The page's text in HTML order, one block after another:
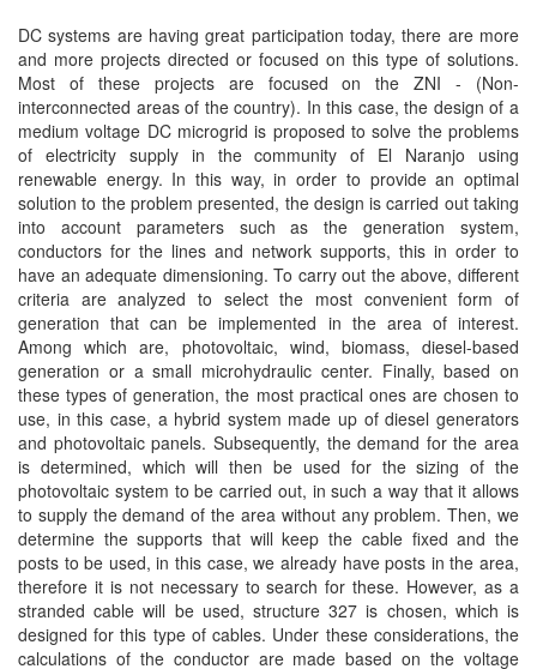
DC systems are having great participation today, there are more
and more projects directed or focused on this type of solutions.
Most of these projects are focused on the ZNI - (Non-
interconnected areas of the country). In this case, the design of a
medium voltage DC microgrid is proposed to solve the problems
of electricity supply in the community of El Naranjo using
renewable energy. In this way, in order to provide an optimal
solution to the problem presented, the design is carried out taking
into account parameters such as the generation system,
conductors for the lines and network supports, this in order to
have an adequate dimensioning. To carry out the above, different
criteria are analyzed to select the most convenient form of
generation that can be implemented in the area of interest.
Among which are, photovoltaic, wind, biomass, diesel-based
generation or a small microhydraulic center. Finally, based on
these types of generation, the most practical ones are chosen to
use, in this case, a hybrid system made up of diesel generators
and photovoltaic panels. Subsequently, the demand for the area
is determined, which will then be used for the sizing of the
photovoltaic system to be carried out, in such a way that it allows
to supply the demand of the area without any problem. Then, we
determine the supports that will keep the cable fixed and the
posts to be used, in this case, we already have posts in the area,
therefore it is not necessary to search for these. However, as a
stranded cable will be used, structure 327 is chosen, which is
designed for this type of cables. Under these considerations, the
calculations of the conductor are made based on the voltage